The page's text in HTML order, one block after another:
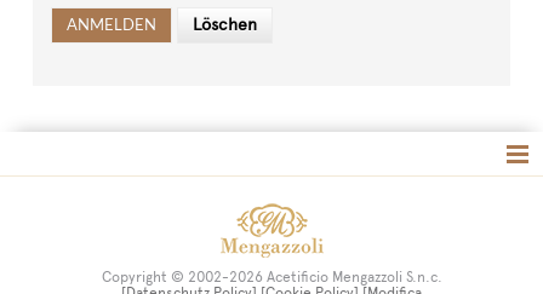
Copyright © 2002-2026 Acetificio Mengazzoli S.n.c.